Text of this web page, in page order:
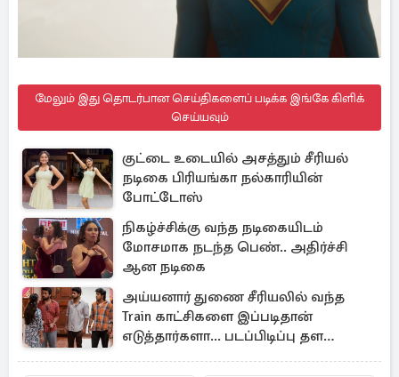
மேலும் இது தொடர்பான செய்திகளைப் படிக்க இங்கே கிளிக்
செய்யவும்
குட்டை உடையில் அசத்தும் சீரியல்
நடிகை பிரியங்கா நல்காரியின்
போட்டோஸ்
நிகழ்ச்சிக்கு வந்த நடிகையிடம்
மோசமாக நடந்த பெண்.. அதிர்ச்சி
ஆன நடிகை
அய்யனார் துணை சீரியலில் வந்த
Train காட்சிகளை இப்படிதான்
எடுத்தார்களா... படப்பிடிப்பு தள